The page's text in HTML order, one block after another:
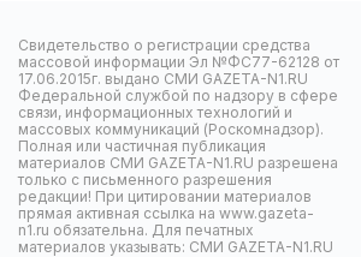
Свидетельство о регистрации средства
массовой информации Эл №ФС77-62128 от
17.06.2015г. выдано СМИ GAZETA-N1.RU
Федеральной службой по надзору в сфере
связи, информационных технологий и
массовых коммуникаций (Роскомнадзор).
Полная или частичная публикация
материалов СМИ GAZETA-N1.RU разрешена
только с письменного разрешения
редакции! При цитировании материалов
прямая активная ссылка на www.gazeta-
n1.ru обязательна. Для печатных
материалов указывать: СМИ GAZETA-N1.RU